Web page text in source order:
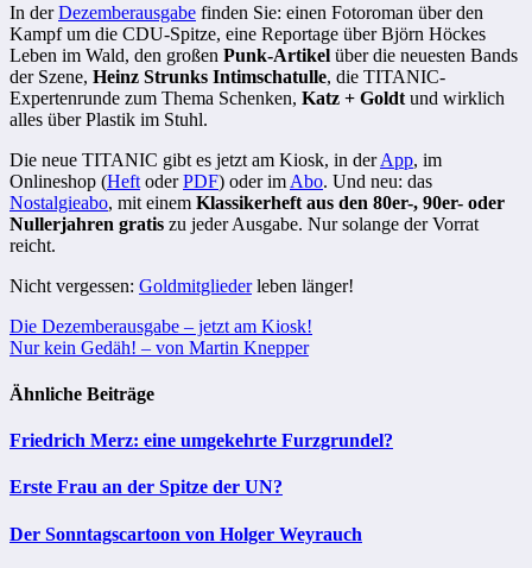
In derDezemberausgabe finden Sie: einen Fotoroman über den
Kampf um die CDU-Spitze, eine Reportage über Björn Höckes
Leben im Wald, den großen Punk-Artikel über die neuesten Bands
der Szene, Heinz Strunks Intimschatulle, die TITANIC-
Expertenrunde zum Thema Schenken, Katz + Goldt und wirklich
alles über Plastik im Stuhl.
Die neue TITANIC gibt es jetzt am Kiosk, in derApp, im
Onlineshop (Heft oderPDF) oder im Abo. Und neu: das
Nostalgieabo, mit einem Klassikerheft aus den 80er-, 90er- oder
Nullerjahren gratis zu jeder Ausgabe. Nur solange der Vorrat
reicht.
Nicht vergessen: Goldmitgliederleben länger!
Beitragsnavigation
Die Dezemberausgabe – jetzt am Kiosk!
Nur kein Gedäh! – von Martin Knepper
Ähnliche Beiträge
Friedrich Merz: eine umgekehrte Furzgrundel?
Erste Frau an der Spitze der UN?
Der Sonntagscartoon von Holger Weyrauch